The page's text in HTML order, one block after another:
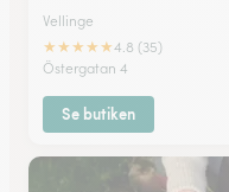
Vellinge
★★★★★4.8 (35)
Östergatan 4
Se butiken